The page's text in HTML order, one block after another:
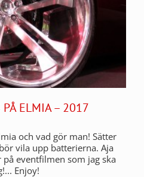
PÅ ELMIA – 2017
och vad gör man! Sätter
vila upp batterierna. Aja
eventfilmen som jag ska
Enjoy!